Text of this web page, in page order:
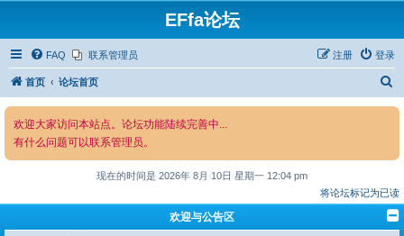
EFfa论坛
FAQ 联系管理员 登录
注册
首页 论坛首页
欢迎大家访问本站点。论坛功能陆续完善中...
有什么问题可以联系管理员。
现在的时间是 2026年 8月 10日 星期一 12:04 pm
将论坛标记为已读
欢迎与公告区